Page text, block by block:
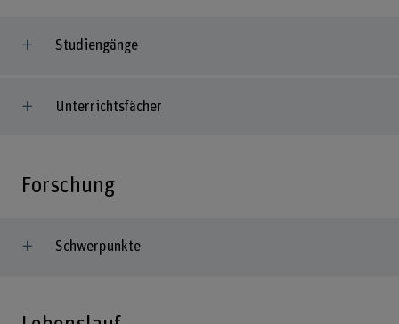
Studiengänge
Unterrichtsfächer
Forschung
Schwerpunkte